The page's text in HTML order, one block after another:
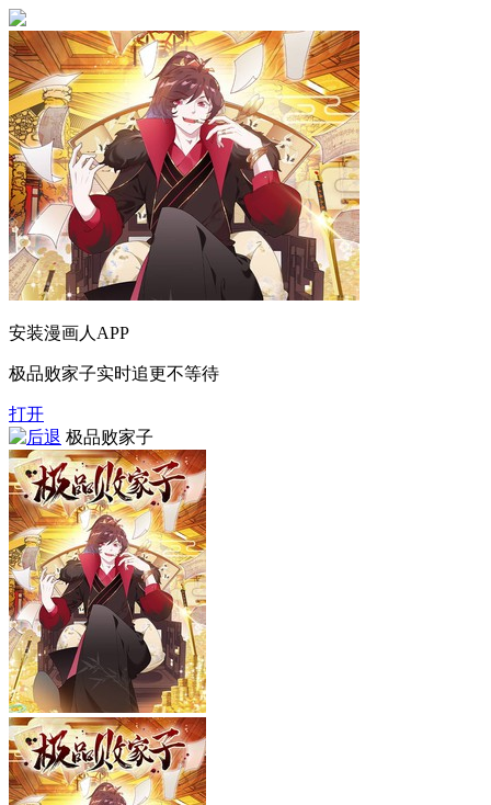
安装漫画人APP
极品败家子实时追更不等待
打开
极品败家子